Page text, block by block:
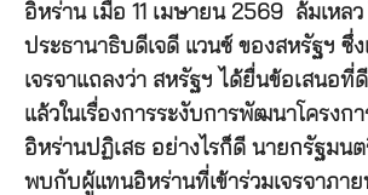
อิหร่าน เมื่อ 11 เมษายน 2569 ล้มเหลว
ประธานาธิบดีเจดี แวนซ์ ของสหรัฐฯ ซึ่
เจรจาแถลงว่า สหรัฐฯ ได้ยื่นข้อเสนอ
แล้วในเรื่องการระงับการพัฒนาโครงก
อิหร่านปฏิเสธ อย่างไรก็ดี นายกรัฐมน
พบกับผู้แทนอิหร่านที่เข้าร่วมเจรจาภาย